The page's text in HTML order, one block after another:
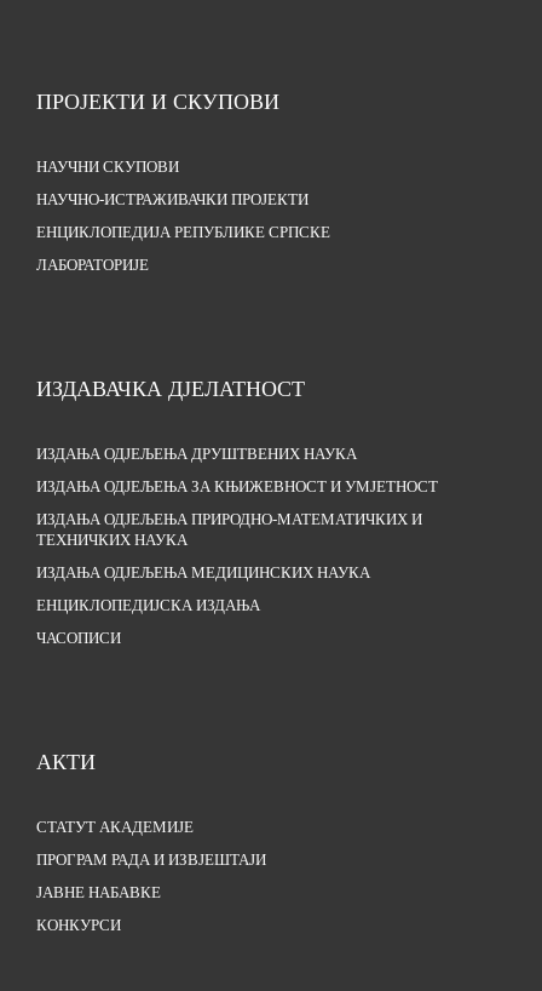
ПРОЈЕКТИ И СКУПОВИ
НАУЧНИ СКУПОВИ
НАУЧНО-ИСТРАЖИВАЧКИ ПРОЈЕКТИ
ЕНЦИКЛОПЕДИЈА РЕПУБЛИКЕ СРПСКЕ
ЛАБОРАТОРИЈЕ
ИЗДАВАЧКА ДЈЕЛАТНОСТ
ИЗДАЊА ОДЈЕЉЕЊА ДРУШТВЕНИХ НАУКА
ИЗДАЊА ОДЈЕЉЕЊА ЗА КЊИЖЕВНОСТ И УМЈЕТНОСТ
ИЗДАЊА ОДЈЕЉЕЊА ПРИРОДНО-МАТЕМАТИЧКИХ И
ТЕХНИЧКИХ НАУКА
ИЗДАЊА ОДЈЕЉЕЊА МЕДИЦИНСКИХ НАУКА
ЕНЦИКЛОПЕДИЈСКА ИЗДАЊА
ЧАСОПИСИ
АКТИ
СТАТУТ АКАДЕМИЈЕ
ПРОГРАМ РАДА И ИЗВЈЕШТАЈИ
ЈАВНЕ НАБАВКЕ
КОНКУРСИ